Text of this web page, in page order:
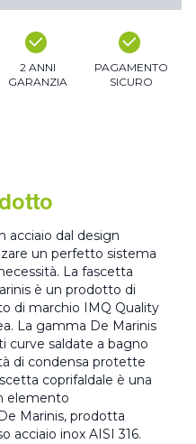
2 ANNI
GARANZIA
PAGAMENTO
SICURO
acciaio dal design
un perfetto sistema
La fascetta
è un prodotto di
di marchio IMQ Quality
La gamma De Marinis
curve saldate a bagno
di condensa protette
coprifaldale è una
elemento
Marinis, prodotta
acciaio inox AISI 316.